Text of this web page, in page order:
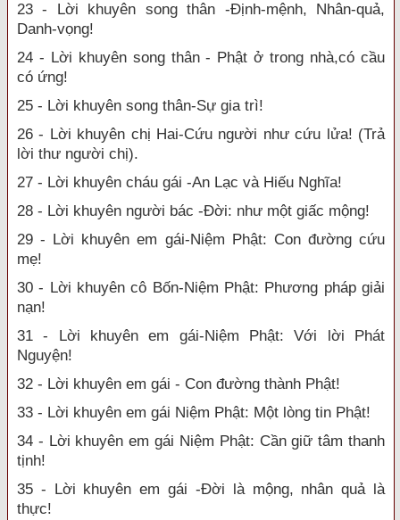
23 - Lời khuyên song thân -Định-mệnh, Nhân-quả,
Danh-vọng!
24 - Lời khuyên song thân - Phật ở trong nhà,có cầu
có ứng!
25 - Lời khuyên song thân-Sự gia trì!
26 - Lời khuyên chị Hai-Cứu người như cứu lửa! (Trả
lời thư người chị).
27 - Lời khuyên cháu gái -An Lạc và Hiếu Nghĩa!
28 - Lời khuyên người bác -Đời: như một giấc mộng!
29 - Lời khuyên em gái-Niệm Phật: Con đường cứu
mẹ!
30 - Lời khuyên cô Bốn-Niệm Phật: Phương pháp giải
nạn!
31 - Lời khuyên em gái-Niệm Phật: Với lời Phát
Nguyện!
32 - Lời khuyên em gái - Con đường thành Phật!
33 - Lời khuyên em gái Niệm Phật: Một lòng tin Phật!
34 - Lời khuyên em gái Niệm Phật: Cần giữ tâm thanh
tịnh!
35 - Lời khuyên em gái -Đời là mộng, nhân quả là
thực!